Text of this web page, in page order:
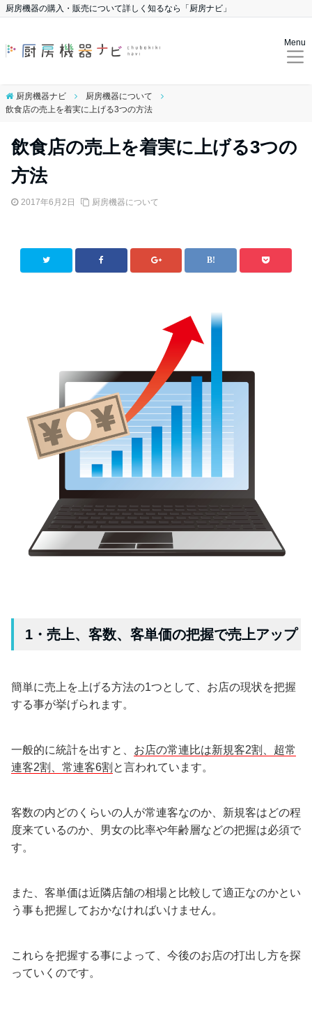
厨房機器の購入・販売について詳しく知るなら「厨房ナビ」
Menu
厨房機器ナビ
厨房機器について
飲食店の売上を着実に上げる3つの方法
飲食店の売上を着実に上げる3つの
方法
2017年6月2日 厨房機器について
1・売上、客数、客単価の把握で売上アップ
簡単に売上を上げる方法の1つとして、お店の現状を把握
する事が挙げられます。
一般的に統計を出すと、 お店の常連比は新規客2割、超常
連客2割、常連客6割 と言われています。
客数の内どのくらいの人が常連客なのか、新規客はどの程
度来ているのか、男女の比率や年齢層などの把握は必須で
す。
また、客単価は近隣店舗の相場と比較して適正なのかとい
う事も把握しておかなければいけません。
これらを把握する事によって、今後のお店の打出し方を探
っていくのです。